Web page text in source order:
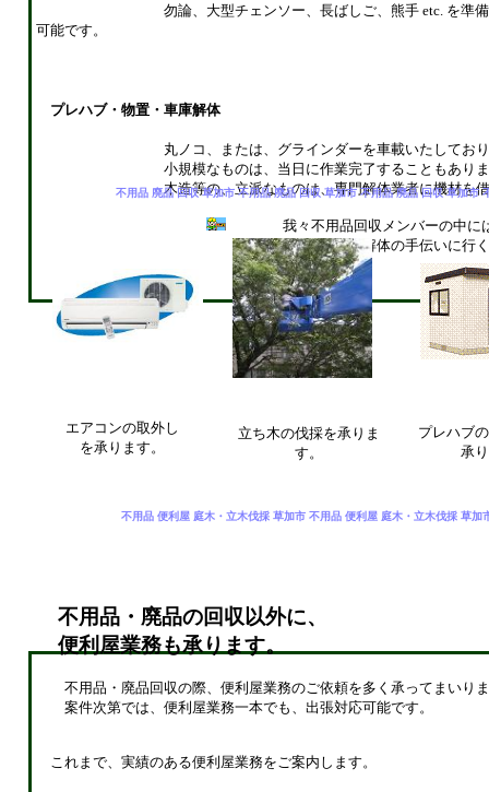
エアコンの取外し
を承ります。
勿論、大型チェンソー、長ばしご、熊手 etc. を準備の上
可能です。
プレハブ・物置・車庫解体
丸ノコ、または、グラインダーを車載いたしており
小規模なものは、当日に作業完了することもありま
木造等の、立派なものは、専門解体業者に機材を借りる
我々不用品回収メンバーの中には
時折家屋解体の手伝いに行くことが
不用品 廃品 回収 草加市 不用品 廃品 回収 草加市 不用品 廃品 回収 草加市
立ち木の伐採を承りま
す。
プレハブ
承
不用品 便利屋 庭木・立木伐採 草加市 不用品 便利屋 庭木・立木伐採 草加
不用品・廃品の回収以外に、
便利屋業務も承ります。
不用品・廃品回収の際、便利屋業務のご依頼を多く承ってまいり
案件次第では、便利屋業務一本でも、出張対応可能です。
これまで、実績のある便利屋業務をご案内します。